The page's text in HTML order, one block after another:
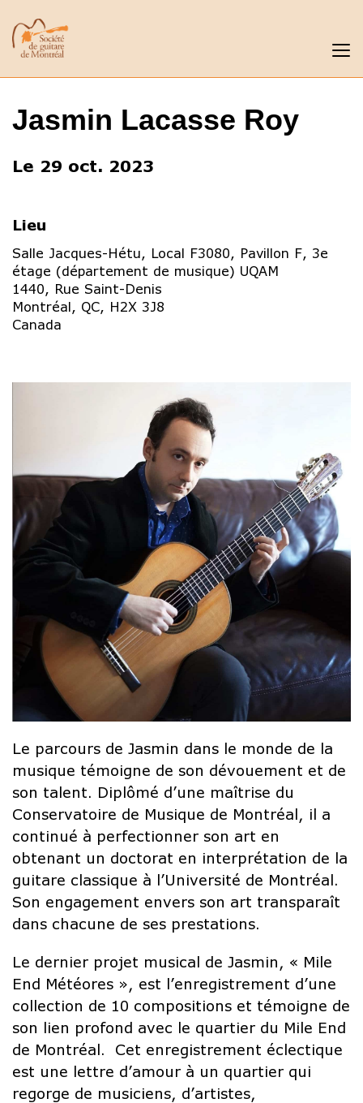
Jasmin Lacasse Roy
Le 29 oct. 2023
Lieu
Salle Jacques-Hétu, Local F3080, Pavillon F, 3e
étage (département de musique) UQAM
1440, Rue Saint-Denis
Montréal, QC, H2X 3J8
Canada
Le parcours de Jasmin dans le monde de la
musique témoigne de son dévouement et de
son talent. Diplômé d’une maîtrise du
Conservatoire de Musique de Montréal, il a
continué à perfectionner son art en
obtenant un doctorat en interprétation de la
guitare classique à l’Université de Montréal.
Son engagement envers son art transparaît
dans chacune de ses prestations.
Le dernier projet musical de Jasmin, « Mile
End Météores », est l’enregistrement d’une
collection de 10 compositions et témoigne de
son lien profond avec le quartier du Mile End
de Montréal. Cet enregistrement éclectique
est une lettre d’amour à un quartier qui
regorge de musiciens, d’artistes,